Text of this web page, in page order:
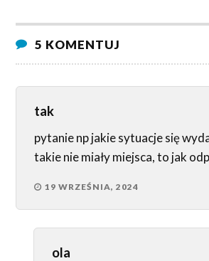
5 KOMENTUJ
tak
pytanie np jakie sytuacje się
takie nie miały miejsca, to jak
19 WRZEŚNIA, 2024
ola